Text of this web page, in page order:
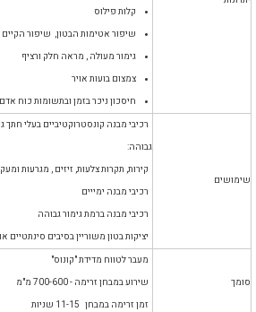
קלות פילוס
שיפור אטימות הבטון, שיפור הקיים
גימור מעולה , מראה חלק ורציף
צמצום בועות אויר
חיסכון ניכר בזמן ובתשומות כוח אדם
שימושים
רכיבי מבנה קונסטרוקטיביים בעלי חתך
גבוהה:
קירות, תקרות צלעות, זיזים , מגרעות
רכיבי מבנה ימייים
רכיבי מבנה ברמת גימור גבוהה
יציקות בטון משוריין בסיבים סינתטיים
סומך
מעבר לטווח מדידת "קונוס"
שירוע במבחן זרימה - 700-600 מ"מ
זמן זרימה במבחן 11-15 שניות